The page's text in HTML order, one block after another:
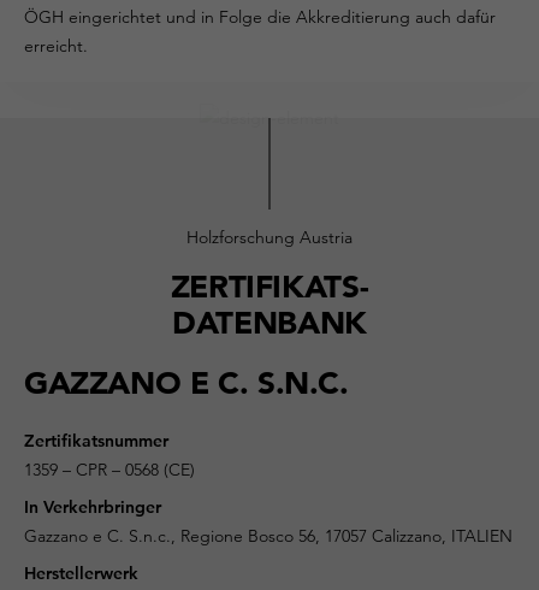
ÖGH eingerichtet und in Folge die Akkreditierung auch dafür
erreicht.
Holzforschung Austria
ZERTIFIKATS-
DATENBANK
GAZZANO E C. S.N.C.
Zertifikatsnummer
1359 – CPR – 0568 (CE)
In Verkehrbringer
Gazzano e C. S.n.c., Regione Bosco 56, 17057 Calizzano, ITALIEN
Herstellerwerk